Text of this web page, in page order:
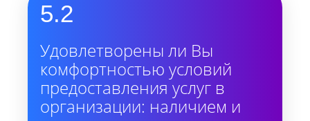
5.2
Удовлетворены ли Вы
комфортностью условий
предоставления услуг в
организации: наличием и